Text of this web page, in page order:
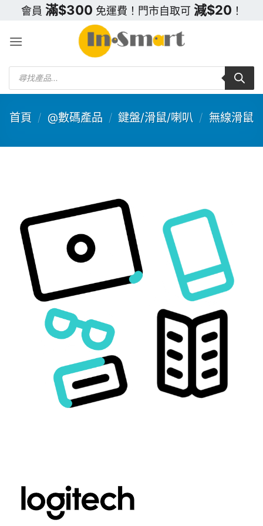
content
會員 滿$300 免運費！門市自取可 減$20 ！
Products
search
首頁 / @數碼產品 / 鍵盤/滑鼠/喇叭 / 無線滑鼠